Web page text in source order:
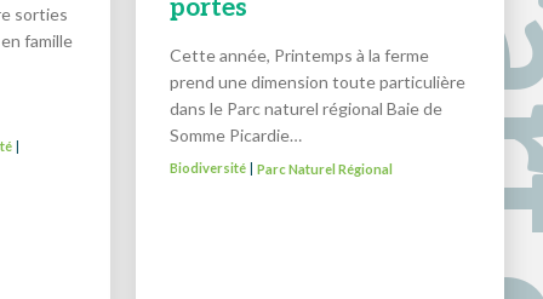
sorties
famille
|
portes
Cette année, Printemps à la ferme
prend une dimension toute particulière
dans le Parc naturel régional Baie de
Somme Picardie…
Biodiversité| Parc Naturel Régional